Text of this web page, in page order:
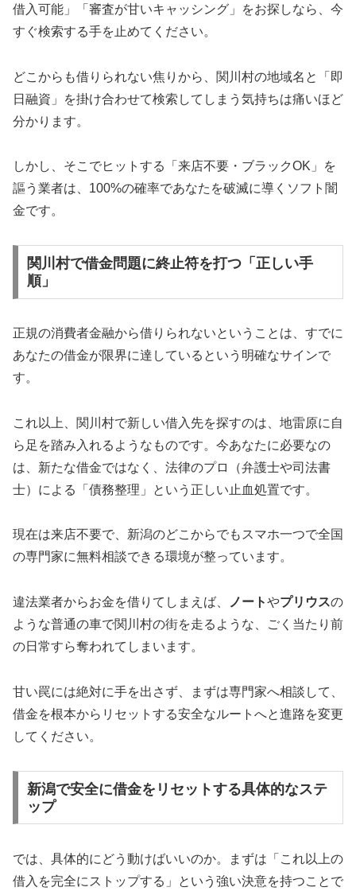
借入可能」「審査が甘いキャッシング」をお探しなら、今
すぐ検索する手を止めてください。
どこからも借りられない焦りから、関川村の地域名と「即
日融資」を掛け合わせて検索してしまう気持ちは痛いほど
分かります。
しかし、そこでヒットする「来店不要・ブラックOK」を
謳う業者は、100%の確率であなたを破滅に導くソフト闇
金です。
関川村で借金問題に終止符を打つ「正しい手
順」
正規の消費者金融から借りられないということは、すでに
あなたの借金が限界に達しているという明確なサインで
す。
これ以上、関川村で新しい借入先を探すのは、地雷原に自
ら足を踏み入れるようなものです。今あなたに必要なの
は、新たな借金ではなく、法律のプロ（弁護士や司法書
士）による「債務整理」という正しい止血処置です。
現在は来店不要で、新潟のどこからでもスマホ一つで全国
の専門家に無料相談できる環境が整っています。
違法業者からお金を借りてしまえば、 ノートやプリウスの
ような普通の車で関川村の街を走るような、ごく当たり前
の日常すら奪われてしまいます。
甘い罠には絶対に手を出さず、まずは専門家へ相談して、
借金を根本からリセットする安全なルートへと進路を変更
してください。
新潟で安全に借金をリセットする具体的なステ
ップ
では、具体的にどう動けばいいのか。まずは「これ以上の
借入を完全にストップする」という強い決意を持つことで